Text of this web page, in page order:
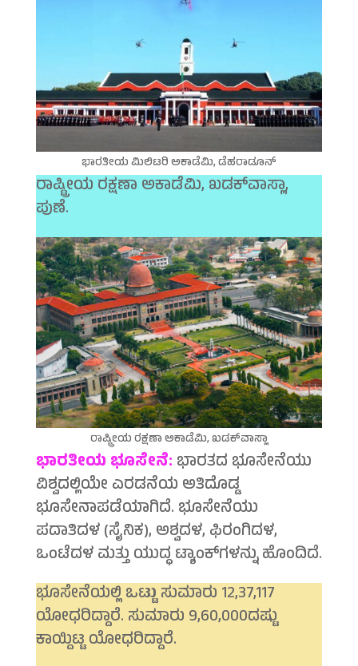
ಭಾರತೀಯ ಮಿಲಿಟರಿ ಅಕಾಡೆಮಿ, ಡೆಹರಾಡೂನ್
ರಾಷ್ಟ್ರೀಯ ರಕ್ಷಣಾ ಅಕಾಡೆಮಿ, ಖಡಕ್‍ವಾಸ್ಲಾ,
ಪುಣೆ.
ರಾಷ್ಟ್ರೀಯ ರಕ್ಷಣಾ ಅಕಾಡೆಮಿ, ಖಡಕ್‍ವಾಸ್ಲಾ
ಭಾರತೀಯ ಭೂಸೇನೆ: ಭಾರತದ ಭೂಸೇನೆಯು
ವಿಶ್ವದಲ್ಲಿಯೇ ಎರಡನೆಯ ಅತಿದೊಡ್ಡ
ಭೂಸೇನಾಪಡೆಯಾಗಿದೆ. ಭೂಸೇನೆಯು
ಪದಾತಿದಳ (ಸೈನಿಕ), ಅಶ್ವದಳ, ಫಿರಂಗಿದಳ,
ಒಂಟೆದಳ ಮತ್ತು ಯುದ್ಧ ಟ್ಯಾಂಕ್‍ಗಳನ್ನು ಹೊಂದಿದೆ.
ಭೂಸೇನೆಯಲ್ಲಿ ಒಟ್ಟು ಸುಮಾರು 12,37,117
ಯೋಧರಿದ್ದಾರೆ. ಸುಮಾರು 9,60,000ದಷ್ಟು
ಕಾಯ್ದಿಟ್ಟ ಯೋಧರಿದ್ದಾರೆ.